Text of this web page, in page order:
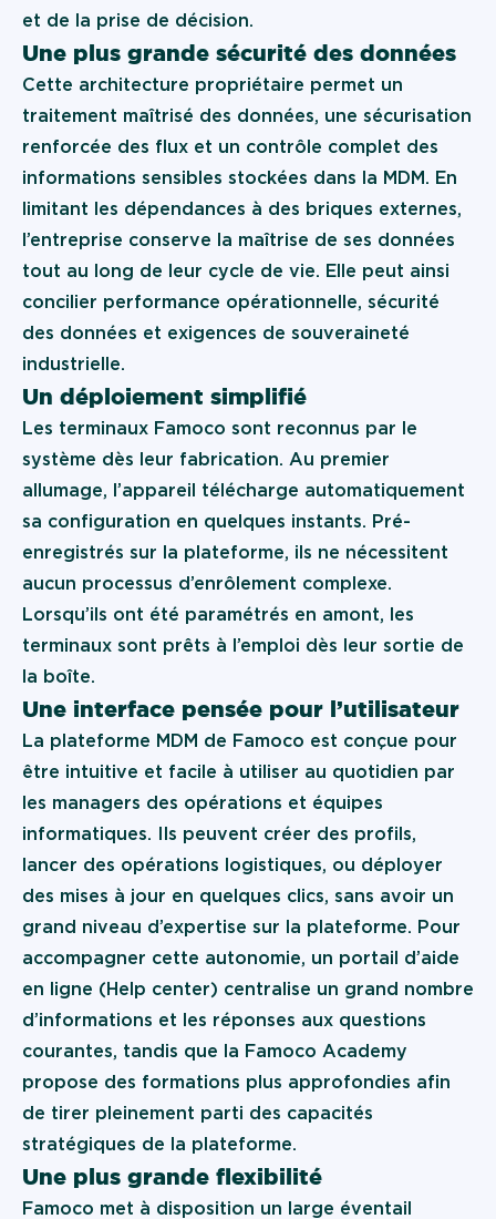
et de la prise de décision.
Une plus grande sécurité des données
Cette architecture propriétaire permet un
traitement maîtrisé des données, une sécurisation
renforcée des flux et un contrôle complet des
informations sensibles stockées dans la MDM. En
limitant les dépendances à des briques externes,
l’entreprise conserve la maîtrise de ses données
tout au long de leur cycle de vie. Elle peut ainsi
concilier performance opérationnelle, sécurité
des données et exigences de souveraineté
industrielle.
Un déploiement simplifié
Les terminaux Famoco sont reconnus par le
système dès leur fabrication. Au premier
allumage, l’appareil télécharge automatiquement
sa configuration en quelques instants. Pré-
enregistrés sur la plateforme, ils ne nécessitent
aucun processus d’enrôlement complexe.
Lorsqu’ils ont été paramétrés en amont, les
terminaux sont prêts à l’emploi dès leur sortie de
la boîte.
Une interface pensée pour l’utilisateur
La plateforme MDM de Famoco est conçue pour
être intuitive et facile à utiliser au quotidien par
les managers des opérations et équipes
informatiques. Ils peuvent créer des profils,
lancer des opérations logistiques, ou déployer
des mises à jour en quelques clics, sans avoir un
grand niveau d’expertise sur la plateforme. Pour
accompagner cette autonomie, un portail d’aide
en ligne ( Help center) centralise un grand nombre
d’informations et les réponses aux questions
courantes, tandis que la Famoco Academy
propose des formations plus approfondies afin
de tirer pleinement parti des capacités
stratégiques de la plateforme.
Une plus grande flexibilité
Famoco met à disposition un large éventail